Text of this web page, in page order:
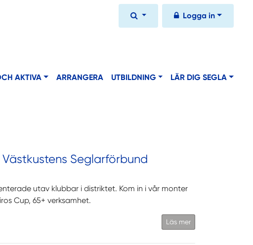
Logga in
AKTIVA ARRANGERA UTBILDNING LÄR DIG SEGLA
Seglarförbund
utav klubbar i distriktet. Kom in i vår monter
Cup, 65+ verksamhet.
Läs mer